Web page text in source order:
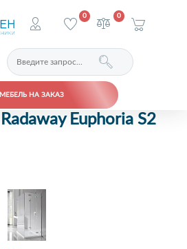
МЕБЕЛЬ НА ЗАКАЗ
0 0
Euphoria S2